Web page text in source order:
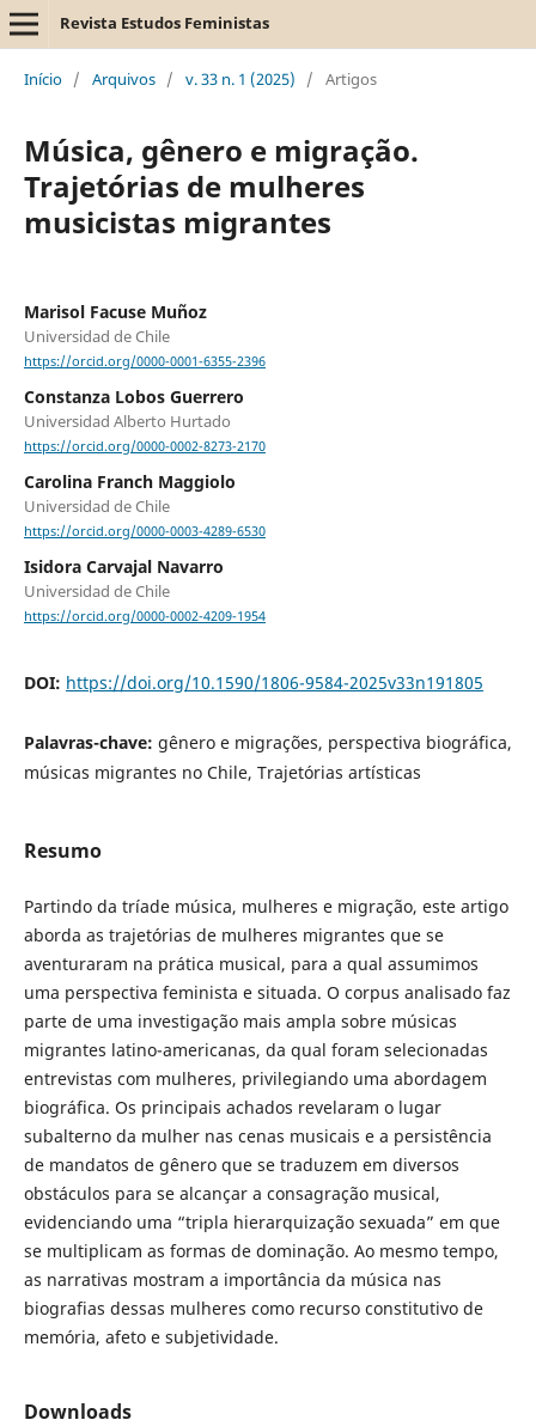
Revista Estudos Feministas
Início / Arquivos / v. 33 n. 1 (2025) / Artigos
Música, gênero e migração.
Trajetórias de mulheres
musicistas migrantes
Marisol Facuse Muñoz
Universidad de Chile
https://orcid.org/0000-0001-6355-2396
Constanza Lobos Guerrero
Universidad Alberto Hurtado
https://orcid.org/0000-0002-8273-2170
Carolina Franch Maggiolo
Universidad de Chile
https://orcid.org/0000-0003-4289-6530
Isidora Carvajal Navarro
Universidad de Chile
https://orcid.org/0000-0002-4209-1954
DOI: https://doi.org/10.1590/1806-9584-2025v33n191805
Palavras-chave: gênero e migrações, perspectiva biográfica,
músicas migrantes no Chile, Trajetórias artísticas
Resumo
Partindo da tríade música, mulheres e migração, este artigo
aborda as trajetórias de mulheres migrantes que se
aventuraram na prática musical, para a qual assumimos
uma perspectiva feminista e situada. O corpus analisado faz
parte de uma investigação mais ampla sobre músicas
migrantes latino-americanas, da qual foram selecionadas
entrevistas com mulheres, privilegiando uma abordagem
biográfica. Os principais achados revelaram o lugar
subalterno da mulher nas cenas musicais e a persistência
de mandatos de gênero que se traduzem em diversos
obstáculos para se alcançar a consagração musical,
evidenciando uma “tripla hierarquização sexuada” em que
se multiplicam as formas de dominação. Ao mesmo tempo,
as narrativas mostram a importância da música nas
biografias dessas mulheres como recurso constitutivo de
memória, afeto e subjetividade.
Downloads